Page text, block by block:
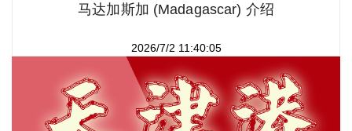
马达加斯加 (Madagascar) 介绍
2026/7/2 11:40:05